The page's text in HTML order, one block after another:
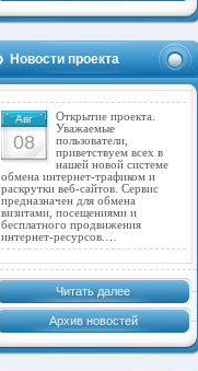
Новости проекта
Авг
08
Открытие проекта.
Уважаемые
пользователи,
приветствуем всех в
нашей новой системе
обмена интернет-трафиком и
раскрутки веб-сайтов. Сервис
предназначен для обмена
визитами, посещениями и
бесплатного продвижения
интернет-ресурсов.…
Читать далее
Архив новостей